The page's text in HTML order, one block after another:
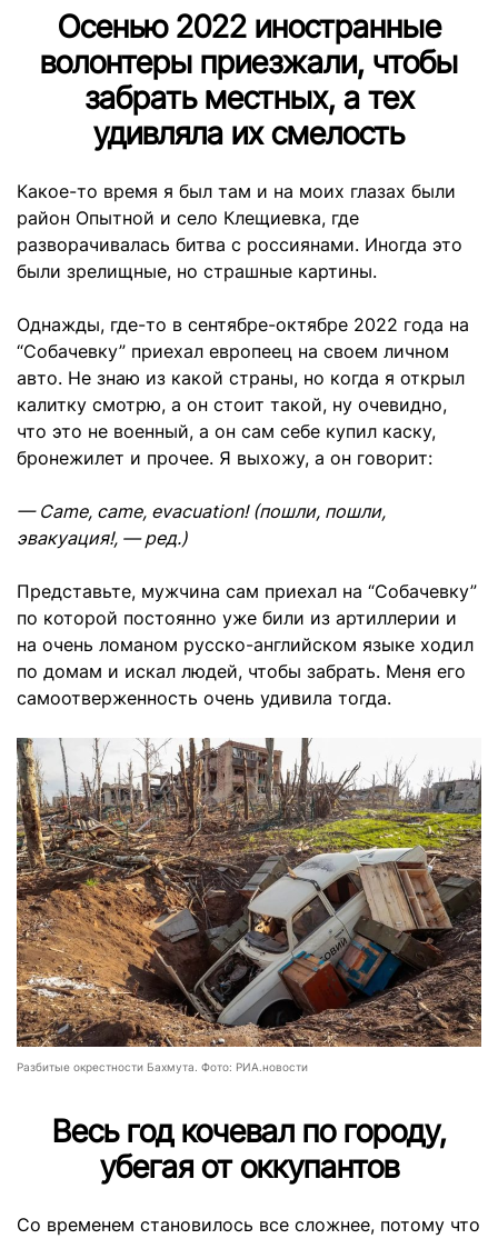
Осенью 2022 иностранные
волонтеры приезжали, чтобы
забрать местных, а тех
удивляла их смелость
Какое-то время я был там и на моих глазах были
район Опытной и село Клещиевка, где
разворачивалась битва с россиянами. Иногда это
были зрелищные, но страшные картины.
Однажды, где-то в сентябре-октябре 2022 года на
“Собачевку” приехал европеец на своем личном
авто. Не знаю из какой страны, но когда я открыл
калитку смотрю, а он стоит такой, ну очевидно,
что это не военный, а он сам себе купил каску,
бронежилет и прочее. Я выхожу, а он говорит:
— Came, came, evacuation! (пошли, пошли,
эвакуация!, — ред.)
Представьте, мужчина сам приехал на “Собачевку”
по которой постоянно уже били из артиллерии и
на очень ломаном русско-английском языке ходил
по домам и искал людей, чтобы забрать. Меня его
самоотверженность очень удивила тогда.
Разбитые окрестности Бахмута. Фото: РИА.новости
Весь год кочевал по городу,
убегая от оккупантов
Со временем становилось все сложнее, потому что